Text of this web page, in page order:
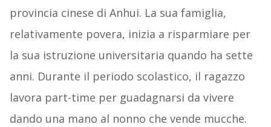
provincia cinese di Anhui. La sua famiglia,
relativamente povera, inizia a risparmiare per
la sua istruzione universitaria quando ha sette
anni. Durante il periodo scolastico, il ragazzo
lavora part-time per guadagnarsi da vivere
dando una mano al nonno che vende mucche.